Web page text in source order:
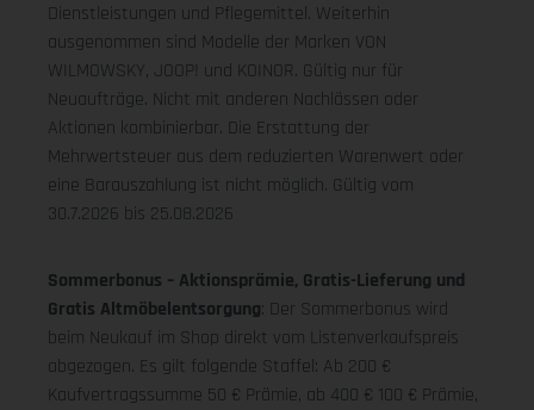
Dienstleistungen und Pflegemittel. Weiterhin
ausgenommen sind Modelle der Marken VON
WILMOWSKY, JOOP! und KOINOR. Gültig nur für
Neuaufträge. Nicht mit anderen Nachlässen oder
Aktionen kombinierbar. Die Erstattung der
Mehrwertsteuer aus dem reduzierten Warenwert oder
eine Barauszahlung ist nicht möglich. Gültig vom
30.7.2026 bis 25.08.2026
Sommerbonus – Aktionsprämie, Gratis-Lieferung und
Gratis Altmöbelentsorgung: Der Sommerbonus wird
beim Neukauf im Shop direkt vom Listenverkaufspreis
abgezogen. Es gilt folgende Staffel: Ab 200 €
Kaufvertragssumme 50 € Prämie, ab 400 € 100 € Prämie,